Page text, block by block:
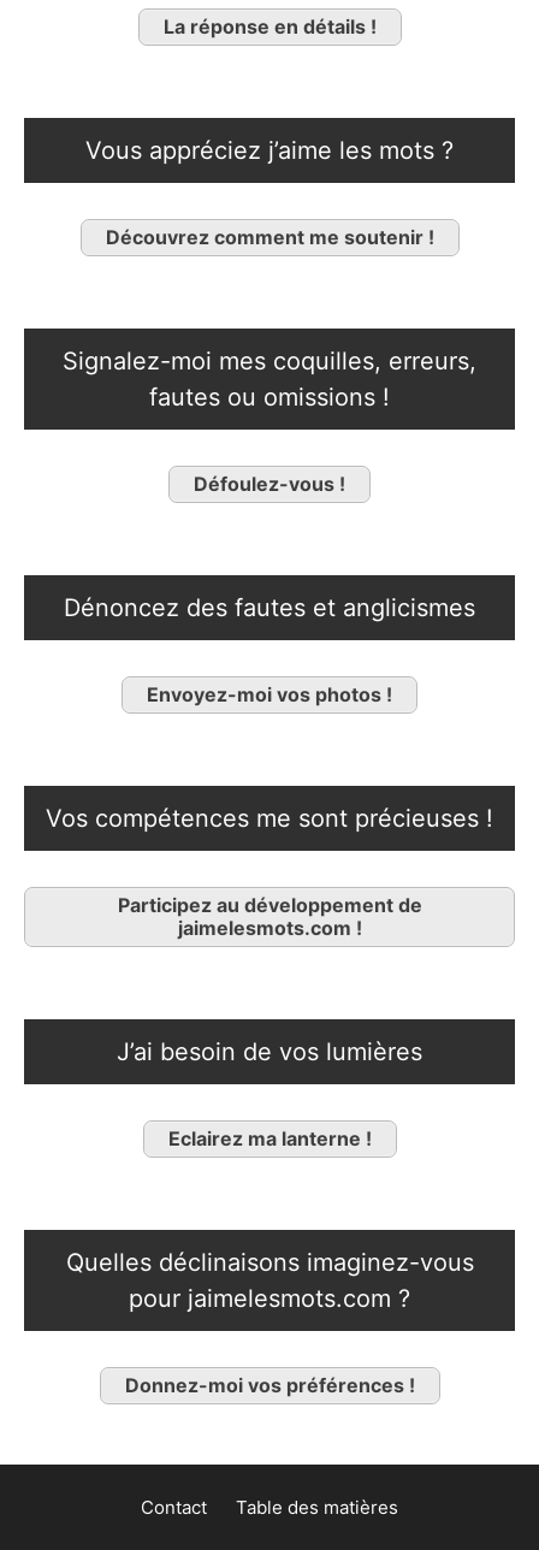
La réponse en détails !
Vous appréciez j’aime les mots ?
Découvrez comment me soutenir !
Signalez-moi mes coquilles, erreurs,
fautes ou omissions !
Défoulez-vous !
Dénoncez des fautes et anglicismes
Envoyez-moi vos photos !
Vos compétences me sont précieuses !
Participez au développement de
jaimelesmots.com !
J’ai besoin de vos lumières
Eclairez ma lanterne !
Quelles déclinaisons imaginez-vous
pour jaimelesmots.com ?
Donnez-moi vos préférences !
Contact Table des matières